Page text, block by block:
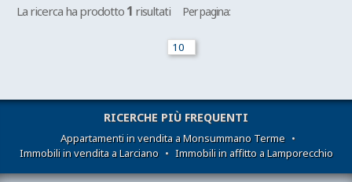
La ricerca ha prodotto 1 risultati Per pagina:
RICERCHE PIÙ FREQUENTI
Appartamenti in vendita a Monsummano Terme •
Immobili in vendita a Larciano • Immobili in affitto a Lamporecchio